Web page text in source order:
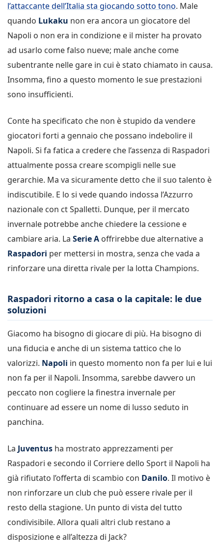
l’attaccante dell’Italia sta giocando sotto tono. Male
quando Lukaku non era ancora un giocatore del
Napoli o non era in condizione e il mister ha provato
ad usarlo come falso nueve; male anche come
subentrante nelle gare in cui è stato chiamato in causa.
Insomma, fino a questo momento le sue prestazioni
sono insufficienti.
Conte ha specificato che non è stupido da vendere
giocatori forti a gennaio che possano indebolire il
Napoli. Si fa fatica a credere che l’assenza di Raspadori
attualmente possa creare scompigli nelle sue
gerarchie. Ma va sicuramente detto che il suo talento è
indiscutibile. E lo si vede quando indossa l’Azzurro
nazionale con ct Spalletti. Dunque, per il mercato
invernale potrebbe anche chiedere la cessione e
cambiare aria. La Serie A offrirebbe due alternative a
Raspadori per mettersi in mostra, senza che vada a
rinforzare una diretta rivale per la lotta Champions.
Raspadori ritorno a casa o la capitale: le due
soluzioni
Giacomo ha bisogno di giocare di più. Ha bisogno di
una fiducia e anche di un sistema tattico che lo
valorizzi. Napoli in questo momento non fa per lui e lui
non fa per il Napoli. Insomma, sarebbe davvero un
peccato non cogliere la finestra invernale per
continuare ad essere un nome di lusso seduto in
panchina.
La Juventus ha mostrato apprezzamenti per
Raspadori e secondo il Corriere dello Sport il Napoli ha
già rifiutato l’offerta di scambio con Danilo. Il motivo è
non rinforzare un club che può essere rivale per il
resto della stagione. Un punto di vista del tutto
condivisibile. Allora quali altri club restano a
disposizione e all’altezza di Jack?